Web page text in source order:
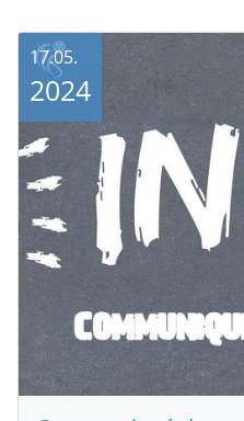
17.05.
2024